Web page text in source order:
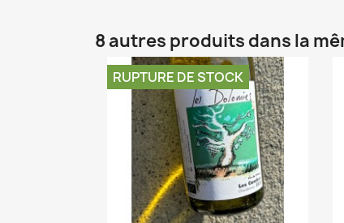
8 autres produits dans la
RUPTURE DE STOCK